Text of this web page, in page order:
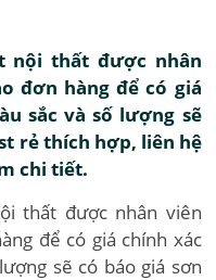
nội thất được nhân
đơn hàng để có giá
sắc và số lượng sẽ
rẻ thích hợp, liên hệ
chi tiết.
thất được nhân viên
để có giá chính xác
sẽ có báo giá sơn